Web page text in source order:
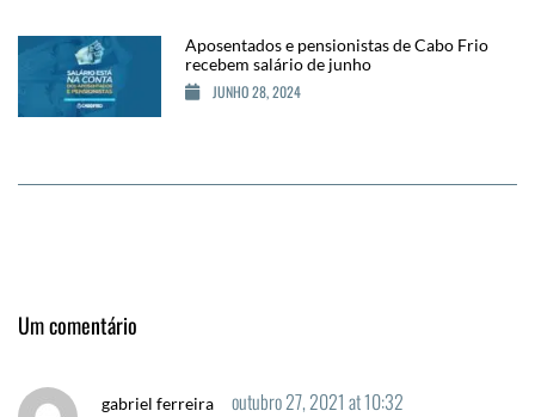
Aposentados e pensionistas de Cabo Frio
recebem salário de junho
JUNHO 28, 2024
Um comentário
gabriel ferreira
outubro 27, 2021 at 10:32